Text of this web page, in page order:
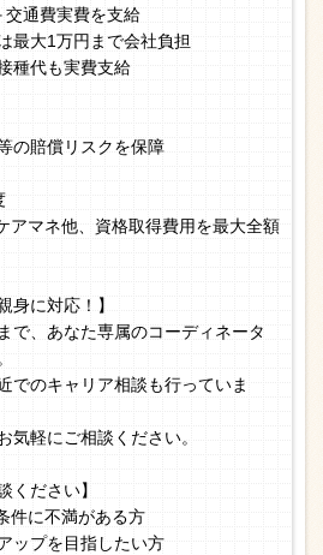
交通費実費を支給
最大1万円まで会社負担
種代も実費支給
の賠償リスクを保障
アマネ他、資格取得費用を最大全額
身に対応！】
で、あなた専属のコーディネータ
でのキャリア相談も行っていま
気軽にご相談ください。
ください】
件に不満がある方
ップを目指したい方